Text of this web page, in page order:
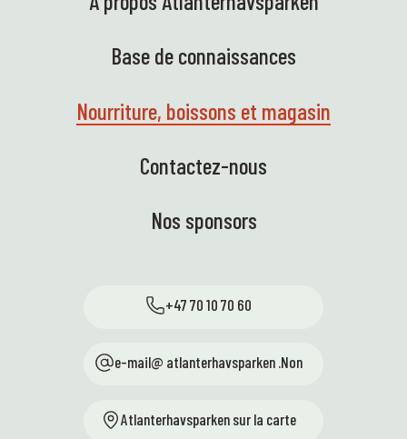
Base de connaissances
Nourriture, boissons et magasin
Contactez-nous
Nos sponsors
+47 70 10 70 60
e-mail@ atlanterhavsparken .Non
Atlanterhavsparken sur la carte